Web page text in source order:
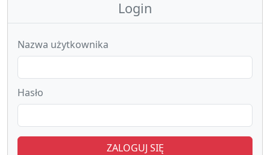
Login
Nazwa użytkownika
Hasło
ZALOGUJ SIĘ